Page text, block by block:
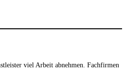
viel Arbeit abnehmen. Fachfirmen